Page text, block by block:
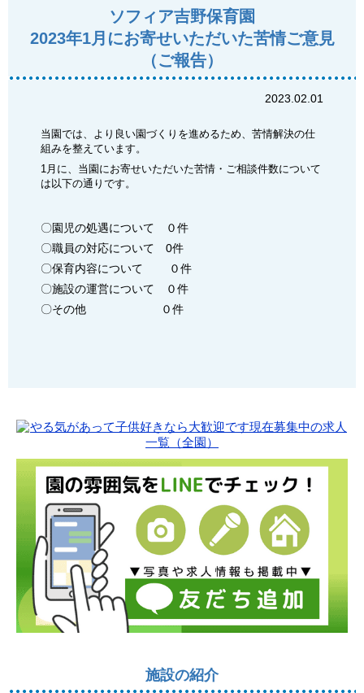
ソフィア吉野保育園
2023年1月にお寄せいただいた苦情ご意見
（ご報告）
2023.02.01
当園では、より良い園づくりを進めるため、苦情解決の仕
組みを整えています。
1月に、当園にお寄せいただいた苦情・ご相談件数について
は以下の通りです。
〇園児の処遇について ０件
〇職員の対応について 0件
〇保育内容について ０件
〇施設の運営について ０件
〇その他 ０件
施設の紹介